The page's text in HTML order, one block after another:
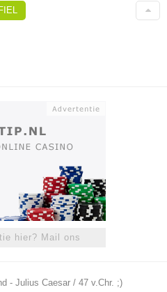
hier? Mail ons
- Julius Caesar / 47 v.Chr. ;)